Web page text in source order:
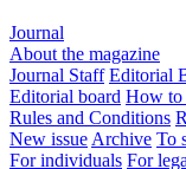
Journal
About the magazine
Journal Staff Editorial
Editorial board How to
Rules and Conditions
New issue Archive To
For individuals For